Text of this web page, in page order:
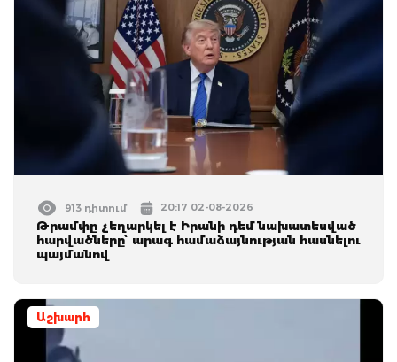
913 դիտում 20:17 02-08-2026
Թրամփը չեղարկել է Իրանի դեմ նախատեսված
հարվածները՝ արագ համաձայնության հասնելու
պայմանով
Աշխարհ